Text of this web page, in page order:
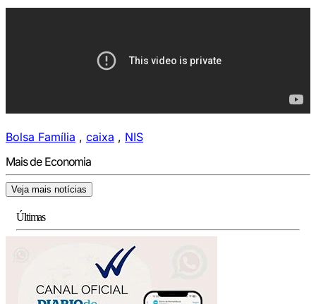
Bolsa Família , caixa , NIS
Mais de Economia
Veja mais notícias
Últimas